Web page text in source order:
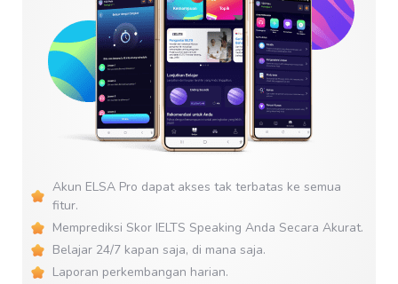
Akun ELSA Pro dapat akses tak terbatas ke semua
fitur.
Memprediksi Skor IELTS Speaking Anda Secara Akurat.
Belajar 24/7 kapan saja, di mana saja.
Laporan perkembangan harian.